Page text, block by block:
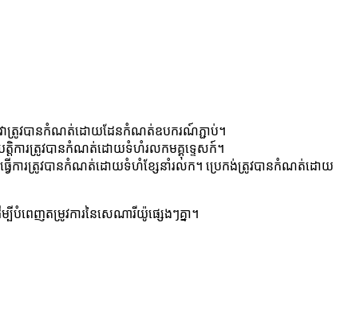
ា​ត្រូវ​បាន​កំណត់​ដោយ​ដែនកំណត់​ឧបករណ៍​ភ្ជាប់។
តិការត្រូវបានកំណត់ដោយទំហំរលកមគ្គុទ្ទេសក៍។
ធ្វើការ​ត្រូវ​បាន​កំណត់​ដោយ​ទំហំ​ខ្សែ​នាំរលក។ ប្រេកង់​ត្រូវ​បាន​កំណត់​ដោយ​
បំពេញតម្រូវការនៃសេណារីយ៉ូផ្សេងៗគ្នា។